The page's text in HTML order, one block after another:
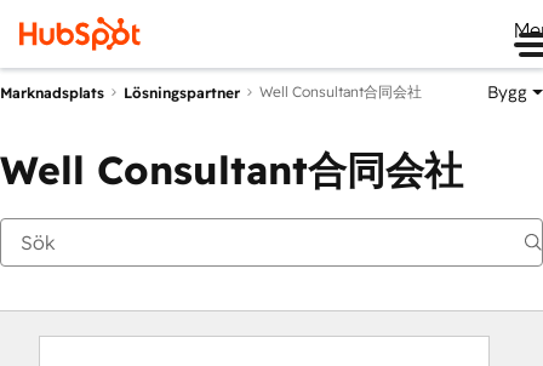
Marknadsplats Lösningspartner Well Consultant合同会社 Bygg
Well Consultant合同会社